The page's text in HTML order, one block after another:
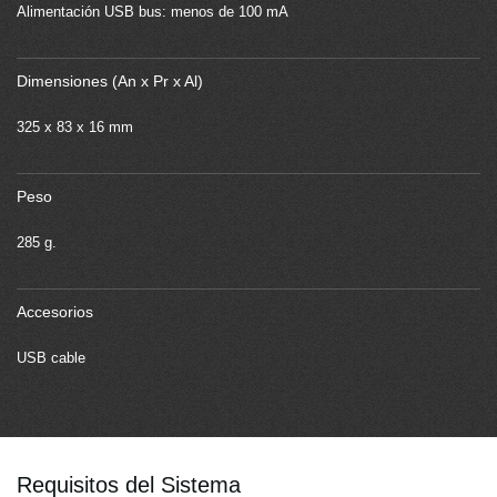
Alimentación USB bus: menos de 100 mA
Dimensiones (An x Pr x Al)
325 x 83 x 16 mm
Peso
285 g.
Accesorios
USB cable
Requisitos del Sistema